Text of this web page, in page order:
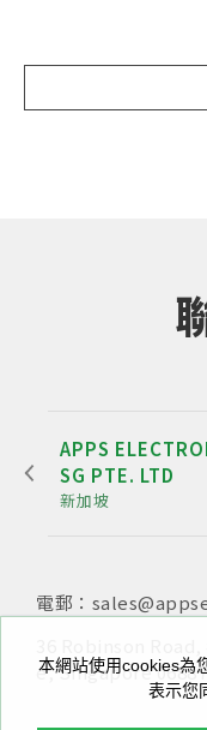
本網站使用cookies為
表示您
APPS
SG PTE. LTD
新加坡
電郵：
e, Singapore
電話：
+852 3693
香港九龍新蒲崗大
電話：
+86（755
中國廣東省深圳市
電郵：